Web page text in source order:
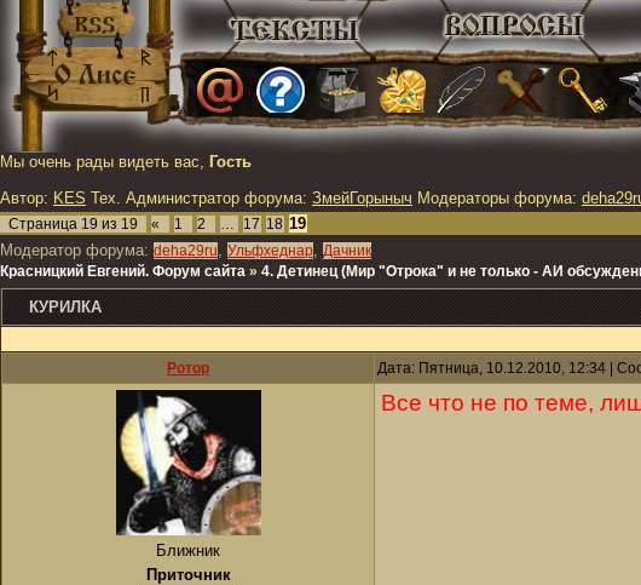
Мы очень рады видеть вас, Гость
Автор: KES Тех. Администратор форума: ЗмейГорыныч Модераторы форума:
Страница 19 из 19 « 1 2 … 17 18 19
Модератор форума: deha29ru, Ульфхеднар, Дачник
Красницкий Евгений. Форум сайта » 4. Детинец (Мир "Отрока" и не только - АИ
КУРИЛКА
Ротор Дата: Пятница, 10.12.2010, 12:34 |
Ближник
Приточник
Все что не по теме,